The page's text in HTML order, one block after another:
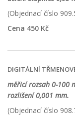
(Objednací číslo
Cena 450 Kč
DIGITÁLNÍ
měřicí rozsah 0-100
rozlišení 0,001 mm.
(Objednací číslo